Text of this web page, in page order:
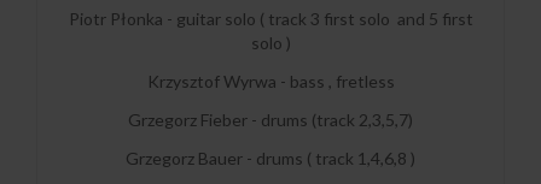
Piotr Płonka - guitar solo ( track 3 first solo and 5 first
solo )
Krzysztof Wyrwa - bass , fretless
Grzegorz Fieber - drums (track 2,3,5,7)
Grzegorz Bauer - drums ( track 1,4,6,8 )